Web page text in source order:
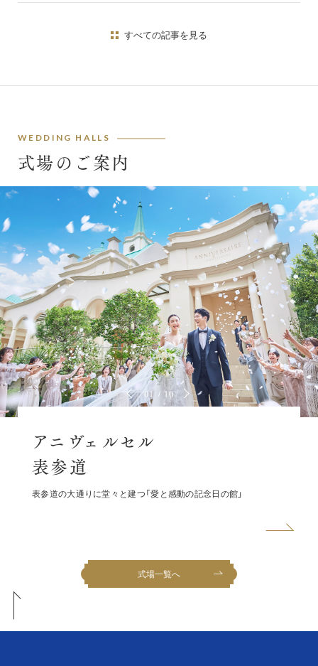
すべての記事を見る
WEDDING HALLS
式場のご案内
01 10
アニヴェルセル
表参道
表参道の大通りに堂々と建つ「愛と感動の記念日の館」
式場一覧へ